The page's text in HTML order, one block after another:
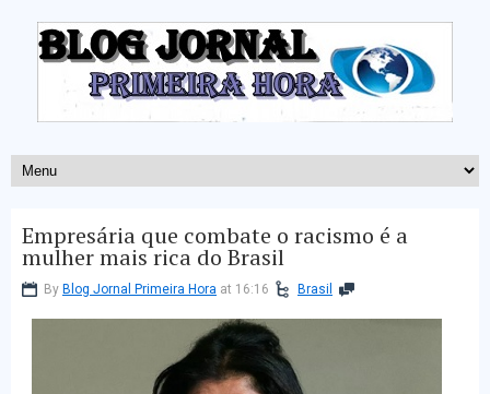
Empresária que combate o racismo é a
mulher mais rica do Brasil
By Blog Jornal Primeira Hora at 16:16 Brasil